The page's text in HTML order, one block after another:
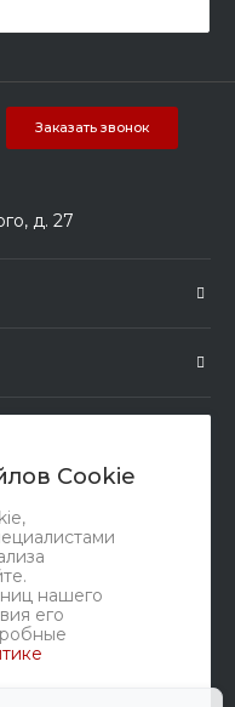
Cookie
нашего
его
Заказать звонок
д. 27